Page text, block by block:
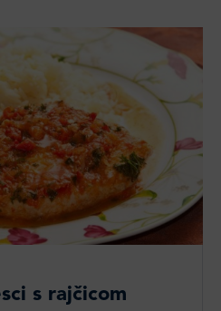
s rajčicom